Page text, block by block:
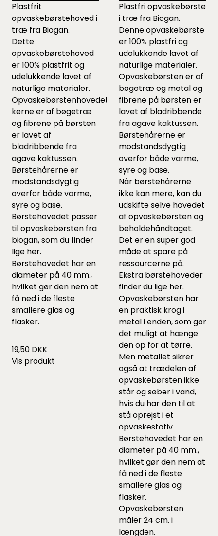
Plastfrit
opvaskebørstehoved i
træ fra Biogan.
Dette
opvaskebørstehoved
er 100% plastfrit og
udelukkende lavet af
naturlige materialer.
Opvaskebørstenhovedets
kerne er af bøgetræ
og fibrene på børsten
er lavet af
bladribbende fra
agave kaktussen.
Børstehårerne er
modstandsdygtig
overfor både varme,
syre og base.
Børstehovedet passer
til opvaskebørsten fra
biogan, som du finder
lige her.
Børstehovedet har en
diameter på 40 mm.,
hvilket gør den nem at
få ned i de fleste
smallere glas og
flasker.
19,50 DKK
Vis produkt
Plastfri opvaskebørste
i træ fra Biogan.
Denne opvaskebørste
er 100% plastfri og
udelukkende lavet af
naturlige materialer.
Opvaskebørsten er af
bøgetræ og metal og
fibrene på børsten er
lavet af bladribbende
fra agave kaktussen.
Børstehårerne er
modstandsdygtig
overfor både varme,
syre og base.
Når børstehårerne
ikke kan mere, kan du
udskifte selve hovedet
af opvaskebørsten og
beholdehåndtaget.
Det er en super god
måde at spare på
ressourcerne på.
Ekstra børstehoveder
finder du lige her.
Opvaskebørsten har
en praktisk krog i
metal i enden, som gør
det muligt at hænge
den op for at tørre.
Men metallet sikrer
også at trædelen af
opvaskebørsten ikke
står og søber i vand,
hvis du har den til at
stå oprejst i et
opvaskestativ.
Børstehovedet har en
diameter på 40 mm.,
hvilket gør den nem at
få ned i de fleste
smallere glas og
flasker.
Opvaskebørsten
måler 24 cm. i
længden.